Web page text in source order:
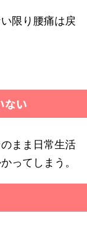
限り腰痛は戻
ない
まま日常生活
ってしまう。